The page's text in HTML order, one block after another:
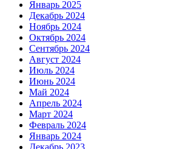
Январь 2025
Декабрь 2024
Ноябрь 2024
Октябрь 2024
Сентябрь 2024
Август 2024
Июль 2024
Июнь 2024
Май 2024
Апрель 2024
Март 2024
Февраль 2024
Январь 2024
Декабрь 2023